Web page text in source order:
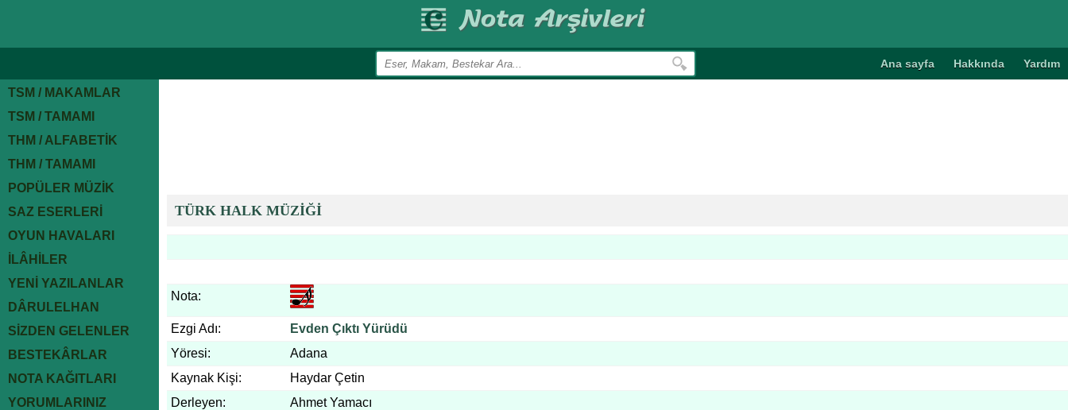
Ana sayfa Hakkında Yardım
TSM / MAKAMLAR
TSM / TAMAMI
THM / ALFABETİK
THM / TAMAMI
POPÜLER MÜZİK
SAZ ESERLERİ
OYUN HAVALARI
İLÂHİLER
YENİ YAZILANLAR
DÂRULELHAN
SİZDEN GELENLER
BESTEKÂRLAR
NOTA KAĞITLARI
YORUMLARINIZ
TÜRK HALK MÜZİĞİ
Nota:
Ezgi Adı:
Evden Çıktı Yürüdü
Yöresi:
Adana
Kaynak Kişi:
Haydar Çetin
Derleyen:
Ahmet Yamacı